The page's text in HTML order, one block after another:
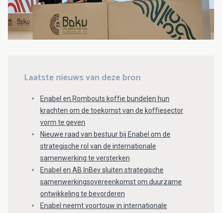
Laatste nieuws van deze bron
Enabel en Rombouts koffie bundelen hun
krachten om de toekomst van de koffiesector
vorm te geven
Nieuwe raad van bestuur bij Enabel om de
strategische rol van de internationale
samenwerking te versterken
Enabel en AB InBev sluiten strategische
samenwerkingsovereenkomst om duurzame
ontwikkeling te bevorderen
Enabel neemt voortouw in internationale